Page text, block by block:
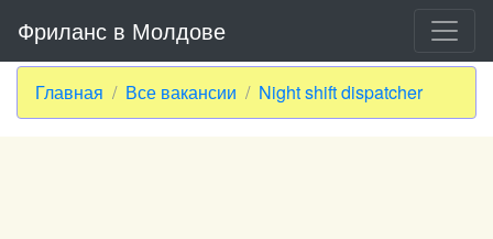
Фриланс в Молдове
Главная Все вакансии Night shift dispatcher